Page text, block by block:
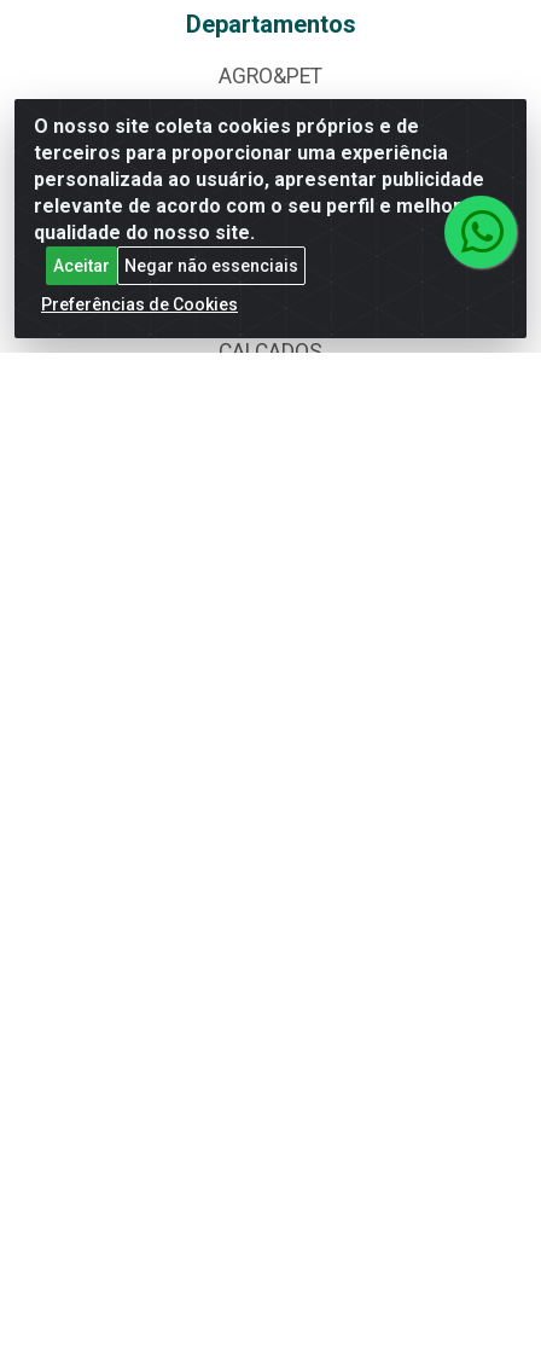
O nosso site coleta cookies próprios e de
terceiros para proporcionar uma experiência
personalizada ao usuário, apresentar publicidade
relevante de acordo com o seu perfil e melhorar a
qualidade do nosso site.
Aceitar
Negar não essenciais
Preferências de Cookies
Departamentos
AGRO&PET
ALBUNS E FIGURINHAS
ALIMENTOS
BAZAR
BEBIDAS
BOMBONIERE
CALÇADOS